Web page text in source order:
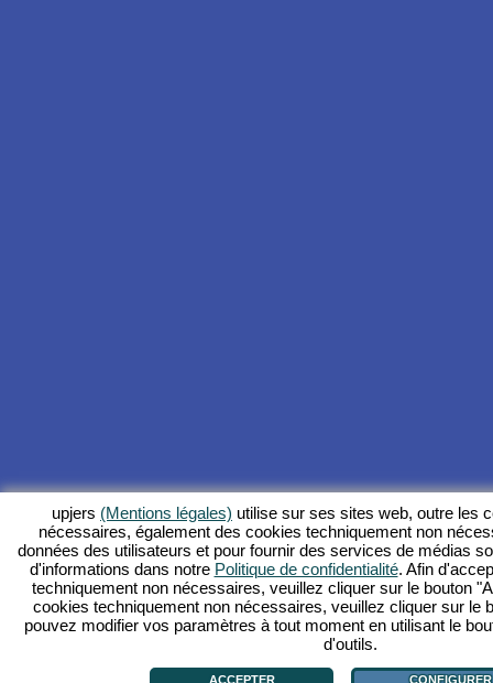
upjers (Mentions légales) utilise sur ses sites web, outre les
nécessaires, également des cookies techniquement non
données des utilisateurs et pour fournir des services de médias
d'informations dans notre Politique de confidentialité. Afin
techniquement non nécessaires, veuillez cliquer sur le bouton
cookies techniquement non nécessaires, veuillez cliquer sur le
pouvez modifier vos paramètres à tout moment en utilisant le
d'outils.
ACCEPTER CONFIGURER